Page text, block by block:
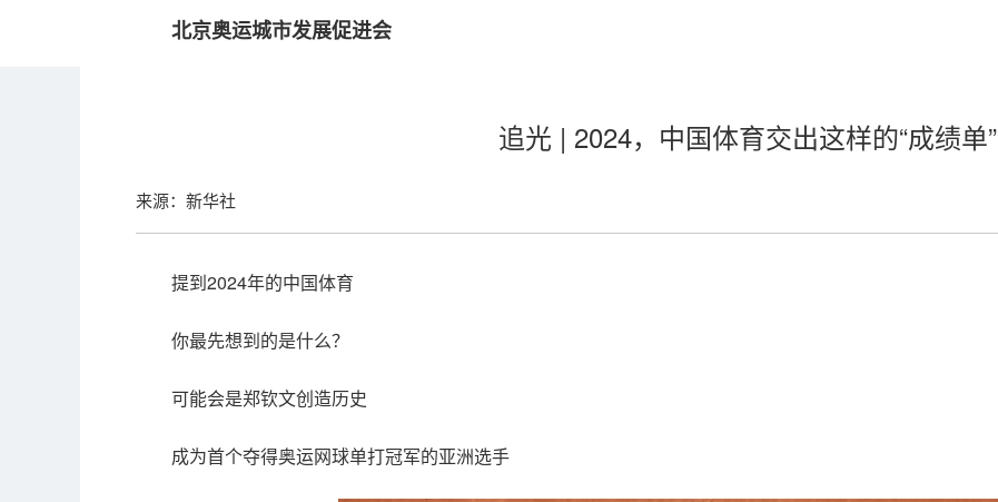
北京奥运城市发展促进会
追光 | 2024，中国体育交出这样的“成绩单”
来源：新华社
提到2024年的中国体育
你最先想到的是什么？
可能会是郑钦文创造历史
成为首个夺得奥运网球单打冠军的亚洲选手